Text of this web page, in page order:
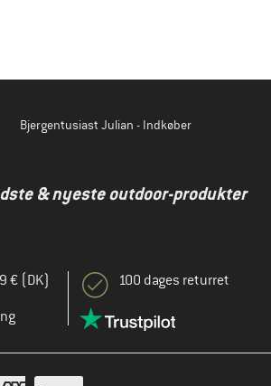
Bjergentusiast Julian - Indkøber
& nyeste outdoor-produkter
€ (DK)
100 dages returret